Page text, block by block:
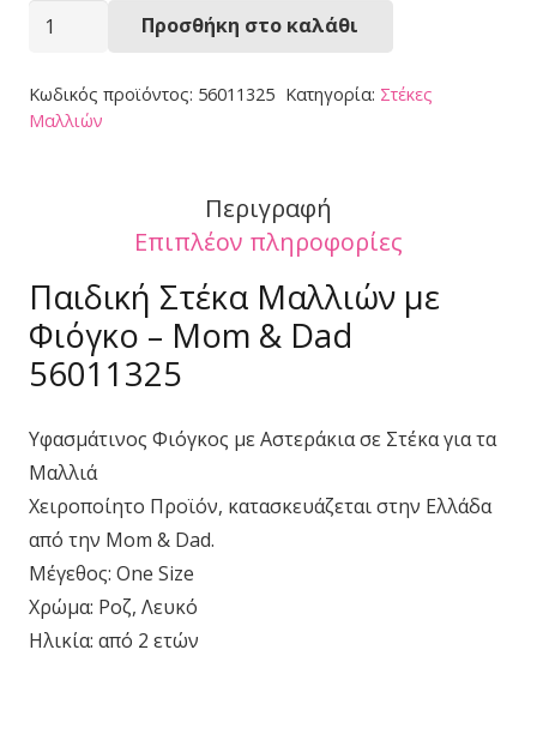
Στέκα
56011325
ποσότητα
Προσθήκη στο καλάθι
Κωδικός προϊόντος: 56011325 Κατηγορία: Στέκες
Μαλλιών
Περιγραφή
Επιπλέον πληροφορίες
Παιδική Στέκα Μαλλιών με
Φιόγκο – Mom & Dad
56011325
Υφασμάτινος Φιόγκος με Αστεράκια σε Στέκα για τα
Μαλλιά
Χειροποίητο Προϊόν, κατασκευάζεται στην Ελλάδα
από την Mom & Dad.
Μέγεθος: One Size
Χρώμα: Ροζ, Λευκό
Ηλικία: από 2 ετών